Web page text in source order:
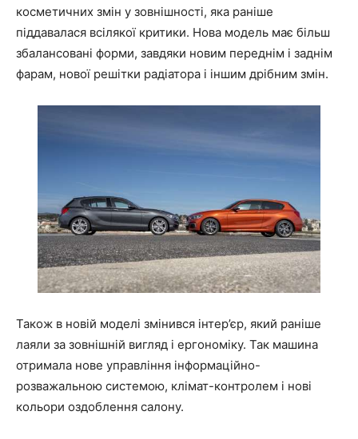
косметичних змін у зовнішності, яка раніше
піддавалася всілякої критики. Нова модель має більш
збалансовані форми, завдяки новим переднім і заднім
фарам, нової решітки радіатора і іншим дрібним змін.
Також в новій моделі змінився інтер’єр, який раніше
лаяли за зовнішній вигляд і ергономіку. Так машина
отримала нове управління інформаційно-
розважальною системою, клімат-контролем і нові
кольори оздоблення салону.